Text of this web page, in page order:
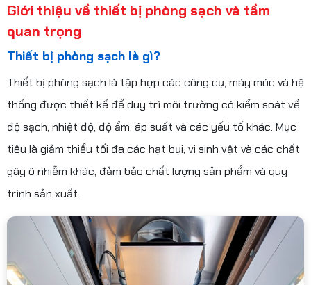
Giới thiệu về thiết bị phòng sạch và tầm
quan trọng
Thiết bị phòng sạch là gì?
Thiết bị phòng sạch là tập hợp các công cụ, máy móc và hệ
thống được thiết kế để duy trì môi trường có kiểm soát về
độ sạch, nhiệt độ, độ ẩm, áp suất và các yếu tố khác. Mục
tiêu là giảm thiểu tối đa các hạt bụi, vi sinh vật và các chất
gây ô nhiễm khác, đảm bảo chất lượng sản phẩm và quy
trình sản xuất.